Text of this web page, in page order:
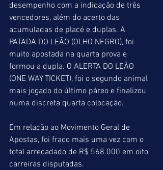
desempenho com a indicação de três
vencedores, além do acerto das
acumuladas de placé e duplas. A
PATADA DO LEÃO (OLHO NEGRO), foi
muito apostada na quarta prova e
formou a dupla. O ALERTA DO LEÃO
(ONE WAY TICKET), foi o segundo animal
mais jogado do último páreo e finalizou
numa discreta quarta colocação.
Em relação ao Movimento Geral de
Apostas, foi fraco mais uma vez com o
total arrecadado de R$ 568.000 em oito
carreiras disputadas.